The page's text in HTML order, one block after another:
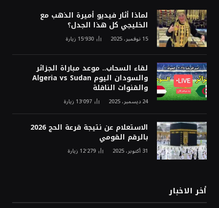
لماذا أثار فيديو أميرة الذهب مع
الخليجي كل هذا الجدل؟
15 نوفمبر، 2025 15٬930 زيارة
لقاء السحاب.. موعد مباراة الجزائر
والسودان اليوم Algeria vs Sudan
والقنوات الناقلة
24 ديسمبر، 2025 13٬097 زيارة
الاستعلام عن نتيجة قرعة الحج 2026
بالرقم القومي
31 أكتوبر، 2025 12٬279 زيارة
أخر الاخبار